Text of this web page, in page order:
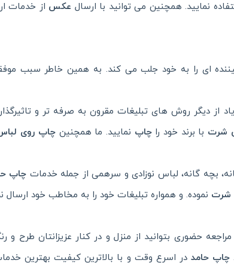
نمایید. همچنین می توانید با ارسال عکس از خدمات
ای را به خود جلب می کند. به همین خاطر سبب
از دیگر روش های تبلیغات مقرون به صرفه تر و
شرت با برند خود راچاپ نمایید. ما همچنینچاپ روی
بچه گانه، لباس نوزادی و سرهمی از جمله خدمات چاپ
شرت نموده. و همواره تبلیغات خود را به مخاطب خود ارسال
حضوری بتوانید از منزل و در کنار عزیزانتان طرح و
چاپ حامد در اسرع وقت و با بالاترین کیفیت بهترین